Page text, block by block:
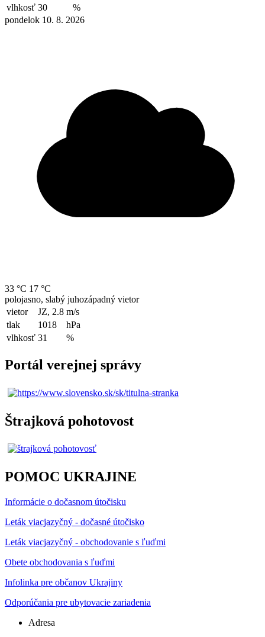
vlhkosť 30
%
pondelok 10. 8. 2026
33 °C 17 °C
polojasno, slabý juhozápadný vietor
vietor
JZ, 2.8 m/s
tlak
1018
hPa
vlhkosť 31 %
Portál verejnej správy
Štrajková pohotovost
POMOC UKRAJINE
Informácie o dočasnom útočisku
Leták viacjazyčný - dočasné útočisko
Leták viacjazyčný - obchodovanie s ľuďmi
Obete obchodovania s ľuďmi
Infolinka pre občanov Ukrajiny
Odporúčania pre ubytovacie zariadenia
Adresa